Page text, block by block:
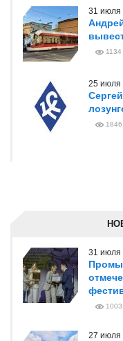
31 июля
1134
25 июля
1846
31 июля
1003
27 июля